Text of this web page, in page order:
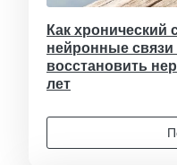
Как хронический
нейронные связи
восстановить
лет